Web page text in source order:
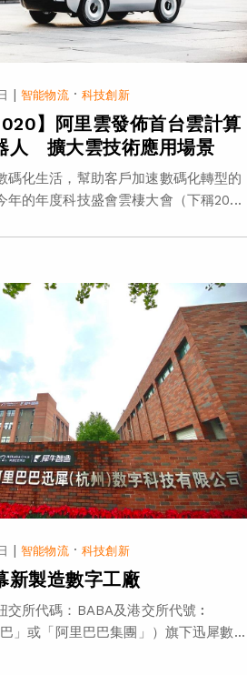
| 智能物流·科技創新
】阿里雲發佈首台雲計算
人 擴大雲技術應用場景
碼化生活，幫助客戶加速數碼化轉型的
年的年度科技盛會雲棲大會（下稱20...
| 智能物流·科技創新
新製造數字工廠
交所代碼：BABA及港交所代號︰
」或「阿里巴巴集團」）旗下迅犀數...